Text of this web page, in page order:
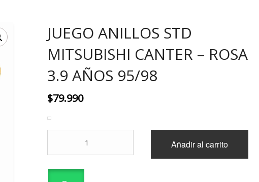
JUEGO ANILLOS STD
MITSUBISHI CANTER – ROSA
3.9 AÑOS 95/98
$79.990
STD
MITSUBISHI
Añadir al carrito